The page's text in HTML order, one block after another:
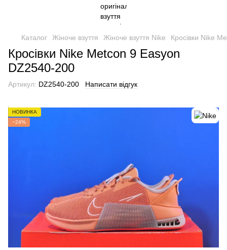
Каталог Жіноче взуття Жіноче взуття Nike Кросівки Nike
Кросівки Nike Metcon 9 Easyon
DZ2540-200
Артикул: DZ2540-200 Написати відгук
НОВИНКА
−24%